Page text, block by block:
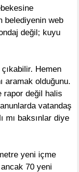
belediyenin web
değil; kuyu
Hemen
aramak olduğunu.
rapor değil halis
vatandaş
mı baksınlar diye
yeni içme
70 yeni